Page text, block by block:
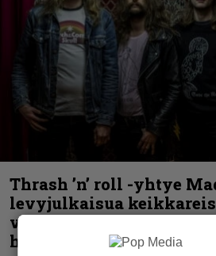
Thrash ’n’ roll -yhtye
levyjulkaisua
videolla – ”Oltiin
helvetin väsyneenä…”